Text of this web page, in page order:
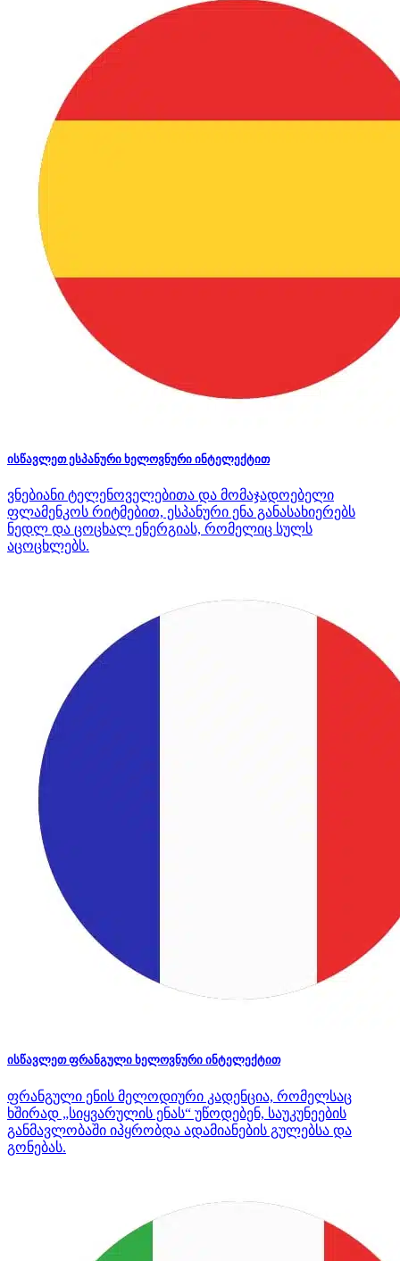
ისწავლეთ ესპანური ხელოვნური ინტელექტით
ვნებიანი ტელენოველებითა და მომაჯადოებელი
ფლამენკოს რიტმებით, ესპანური ენა განასახიერებს
ნედლ და ცოცხალ ენერგიას, რომელიც სულს
აცოცხლებს.
ისწავლეთ ფრანგული ხელოვნური ინტელექტით
ფრანგული ენის მელოდიური კადენცია, რომელსაც
ხშირად „სიყვარულის ენას“ უწოდებენ, საუკუნეების
განმავლობაში იპყრობდა ადამიანების გულებსა და
გონებას.